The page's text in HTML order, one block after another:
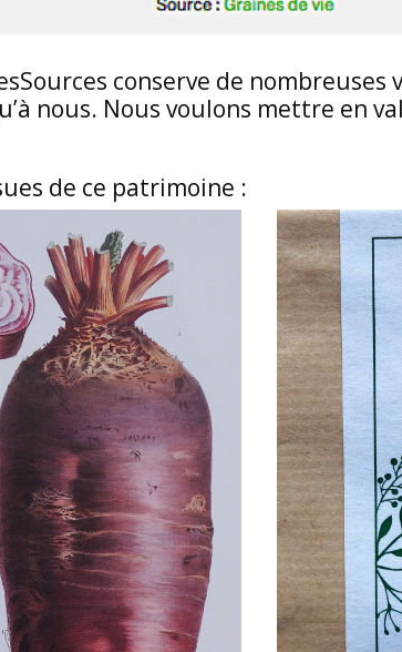
conserve de
nous. Nous voulons mettre en
de ce patrimoine :